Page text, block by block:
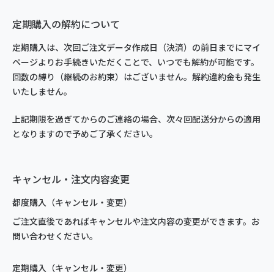
定期購入の解約について
定期購入は、次回ご注文データ作成日（決済）の前日までにマイ
ページよりお手続きいただくことで、いつでも解約が可能です。
回数の縛り（継続のお約束）はございません。解約違約金も発生
いたしません。
上記期限を過ぎてからのご連絡の場合、次々回配送分からの適用
となりますので予めご了承ください。
キャンセル・注文内容変更
都度購入（キャンセル・変更）
ご注文直後であればキャンセルや注文内容の変更ができます。お
問い合わせください。
定期購入（キャンセル・変更）